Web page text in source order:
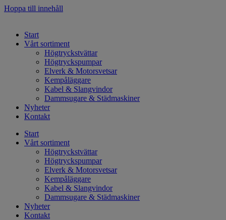
Hoppa till innehåll
Start
Vårt sortiment
Högtryckstvättar
Högtryckspumpar
Elverk & Motorsvetsar
Kempåläggare
Kabel & Slangvindor
Dammsugare & Städmaskiner
Nyheter
Kontakt
Start
Vårt sortiment
Högtryckstvättar
Högtryckspumpar
Elverk & Motorsvetsar
Kempåläggare
Kabel & Slangvindor
Dammsugare & Städmaskiner
Nyheter
Kontakt